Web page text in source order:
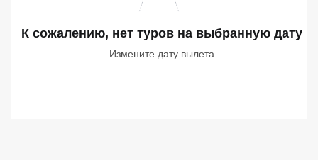
К сожалению, нет туров на выбранную дату
Измените дату вылета
Недорогие отели 3*